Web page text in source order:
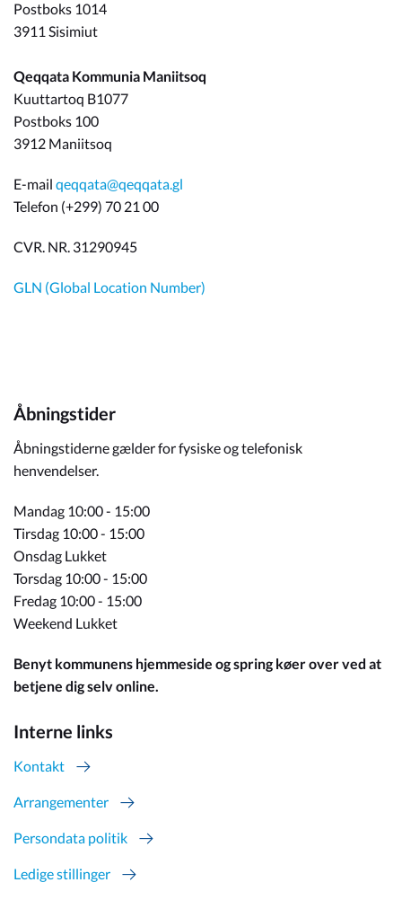
Postboks 1014
3911 Sisimiut
Qeqqata Kommunia Maniitsoq
Kuuttartoq B1077
Postboks 100
3912 Maniitsoq
E-mail qeqqata@qeqqata.gl
Telefon (+299) 70 21 00
CVR. NR. 31290945
GLN (Global Location Number)
Åbningstider
Åbningstiderne gælder for fysiske og telefonisk
henvendelser.
Mandag 10:00 - 15:00
Tirsdag 10:00 - 15:00
Onsdag Lukket
Torsdag 10:00 - 15:00
Fredag 10:00 - 15:00
Weekend Lukket
Benyt kommunens hjemmeside og spring køer over ved at
betjene dig selv online.
Interne links
Kontakt
Arrangementer
Persondata politik
Ledige stillinger